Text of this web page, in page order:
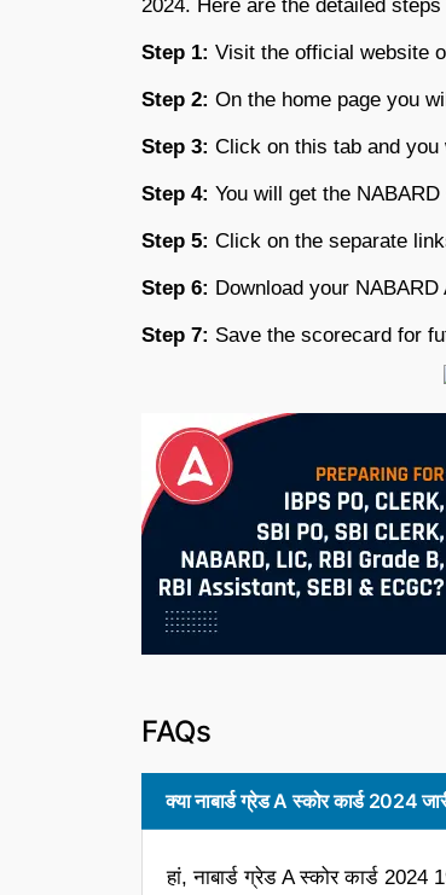
2024. Here are the detailed
Step 1: Visit the official website
Step 2: On the home page you
Step 3: Click on this tab and you
Step 4: You will get the
Step 5: Click on the separate
Step 6: Download your
Step 7: Save the scorecard for
FAQs
क्या नाबार्ड ग्रेड A स्कोर कार्ड 2024
हां, नाबार्ड ग्रेड A स्कोर कार्ड